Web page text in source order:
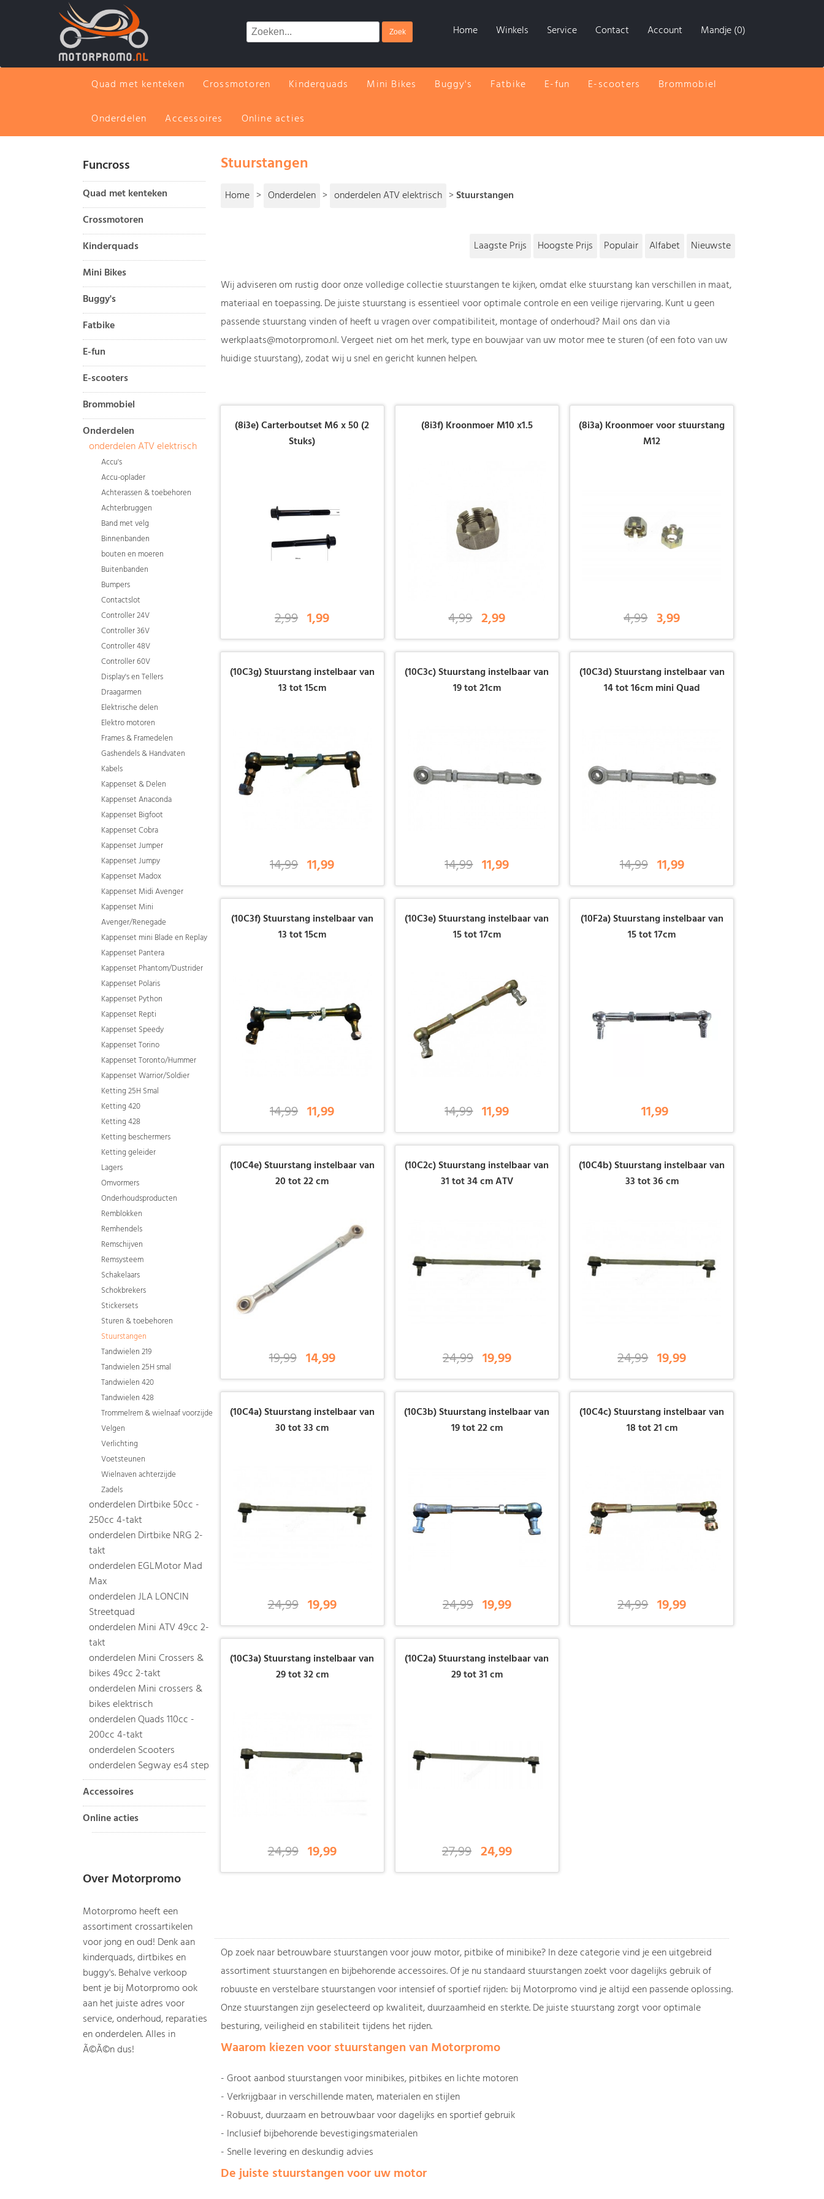
Home Winkels Service Contact Account Mandje (0)
Quad met kenteken Crossmotoren Kinderquads Mini Bikes Buggy's Fatbike E-fun E-scooters Brommobiel
Onderdelen Accessoires Online acties
Funcross
Quad met kenteken
Crossmotoren
Kinderquads
Mini Bikes
Buggy's
Fatbike
E-fun
E-scooters
Brommobiel
Onderdelen
onderdelen ATV elektrisch
Accu's
Accu-oplader
Achterassen & toebehoren
Achterbruggen
Band met velg
Binnenbanden
bouten en moeren
Buitenbanden
Bumpers
Contactslot
Controller 24V
Controller 36V
Controller 48V
Controller 60V
Display's en Tellers
Draagarmen
Elektrische delen
Elektro motoren
Frames & Framedelen
Gashendels & Handvaten
Kabels
Kappenset & Delen
Kappenset Anaconda
Kappenset Bigfoot
Kappenset Cobra
Kappenset Jumper
Kappenset Jumpy
Kappenset Madox
Kappenset Midi Avenger
Kappenset Mini
Avenger/Renegade
Kappenset mini Blade en Replay
Kappenset Pantera
Kappenset Phantom/Dustrider
Kappenset Polaris
Kappenset Python
Kappenset Repti
Kappenset Speedy
Kappenset Torino
Kappenset Toronto/Hummer
Kappenset Warrior/Soldier
Ketting 25H Smal
Ketting 420
Ketting 428
Ketting beschermers
Ketting geleider
Lagers
Omvormers
Onderhoudsproducten
Remblokken
Remhendels
Remschijven
Remsysteem
Schakelaars
Schokbrekers
Stickersets
Sturen & toebehoren
Stuurstangen
Tandwielen 219
Tandwielen 25H smal
Tandwielen 420
Tandwielen 428
Trommelrem & wielnaaf voorzijde
Velgen
Verlichting
Voetsteunen
Wielnaven achterzijde
Zadels
onderdelen Dirtbike 50cc -
250cc 4-takt
onderdelen Dirtbike NRG 2-
takt
onderdelen EGLMotor Mad
Max
onderdelen JLA LONCIN
Streetquad
onderdelen Mini ATV 49cc 2-
takt
onderdelen Mini Crossers &
bikes 49cc 2-takt
onderdelen Mini crossers &
bikes elektrisch
onderdelen Quads 110cc -
200cc 4-takt
onderdelen Scooters
onderdelen Segway es4 step
Accessoires
Online acties
Over Motorpromo
Motorpromo heeft een
assortiment crossartikelen
voor jong en oud! Denk aan
kinderquads, dirtbikes en
buggy's. Behalve verkoop
bent je bij Motorpromo ook
aan het juiste adres voor
service, onderhoud, reparaties
en onderdelen. Alles in
Ã©Ã©n dus!
Stuurstangen
Home > Onderdelen > onderdelen ATV elektrisch >Stuurstangen
Laagste Prijs Hoogste Prijs Populair Alfabet Nieuwste
Wij adviseren om rustig door onze volledige collectie stuurstangen te kijken, omdat elke stuurstang kan verschillen in maat,
materiaal en toepassing. De juiste stuurstang is essentieel voor optimale controle en een veilige rijervaring. Kunt u geen
passende stuurstang vinden of heeft u vragen over compatibiliteit, montage of onderhoud? Mail ons dan via
werkplaats@motorpromo.nl. Vergeet niet om het merk, type en bouwjaar van uw motor mee te sturen (of een foto van uw
huidige stuurstang), zodat wij u snel en gericht kunnen helpen.
(8i3e) Carterboutset M6 x 50 (2
Stuks)
2,99 1,99
(8i3f) Kroonmoer M10 x1.5
4,99 2,99
(8i3a) Kroonmoer voor stuurstang
M12
4,99 3,99
(10C3g) Stuurstang instelbaar van
13 tot 15cm
14,99 11,99
(10C3c) Stuurstang instelbaar van
19 tot 21cm
14,99 11,99
(10C3d) Stuurstang instelbaar van
14 tot 16cm mini Quad
14,99 11,99
(10C3f) Stuurstang instelbaar van
13 tot 15cm
14,99 11,99
(10C3e) Stuurstang instelbaar van
15 tot 17cm
14,99 11,99
(10F2a) Stuurstang instelbaar van
15 tot 17cm
11,99
(10C4e) Stuurstang instelbaar van
20 tot 22 cm
19,99 14,99
(10C2c) Stuurstang instelbaar van
31 tot 34 cm ATV
24,99 19,99
(10C4b) Stuurstang instelbaar van
33 tot 36 cm
24,99 19,99
(10C4a) Stuurstang instelbaar van
30 tot 33 cm
24,99 19,99
(10C3b) Stuurstang instelbaar van
19 tot 22 cm
24,99 19,99
(10C4c) Stuurstang instelbaar van
18 tot 21 cm
24,99 19,99
(10C3a) Stuurstang instelbaar van
29 tot 32 cm
24,99 19,99
(10C2a) Stuurstang instelbaar van
29 tot 31 cm
27,99 24,99
Op zoek naar betrouwbare stuurstangen voor jouw motor, pitbike of minibike? In deze categorie vind je een uitgebreid
assortiment stuurstangen en bijbehorende accessoires. Of je nu standaard stuurstangen zoekt voor dagelijks gebruik of
robuuste en verstelbare stuurstangen voor intensief of sportief rijden: bij Motorpromo vind je altijd een passende oplossing.
Onze stuurstangen zijn geselecteerd op kwaliteit, duurzaamheid en sterkte. De juiste stuurstang zorgt voor optimale
besturing, veiligheid en stabiliteit tijdens het rijden.
Waarom kiezen voor stuurstangen van Motorpromo
- Groot aanbod stuurstangen voor minibikes, pitbikes en lichte motoren
- Verkrijgbaar in verschillende maten, materialen en stijlen
- Robuust, duurzaam en betrouwbaar voor dagelijks en sportief gebruik
- Inclusief bijbehorende bevestigingsmaterialen
- Snelle levering en deskundig advies
De juiste stuurstangen voor uw motor